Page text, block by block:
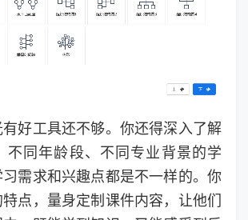
好工具还不够。你还得深入了解
不同年龄段、不同专业背景的学
需求和兴趣点都是不一样的。你
点，量身定制课件内容，让他们